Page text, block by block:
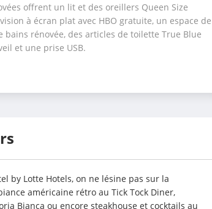
offrent un lit et des oreillers Queen Size
à écran plat avec HBO gratuite, un espace de
bains rénovée, des articles de toilette True Blue
et une prise USB.
by Lotte Hotels, on ne lésine pas sur la
américaine rétro au Tick Tock Diner,
Bianca ou encore steakhouse et cocktails au